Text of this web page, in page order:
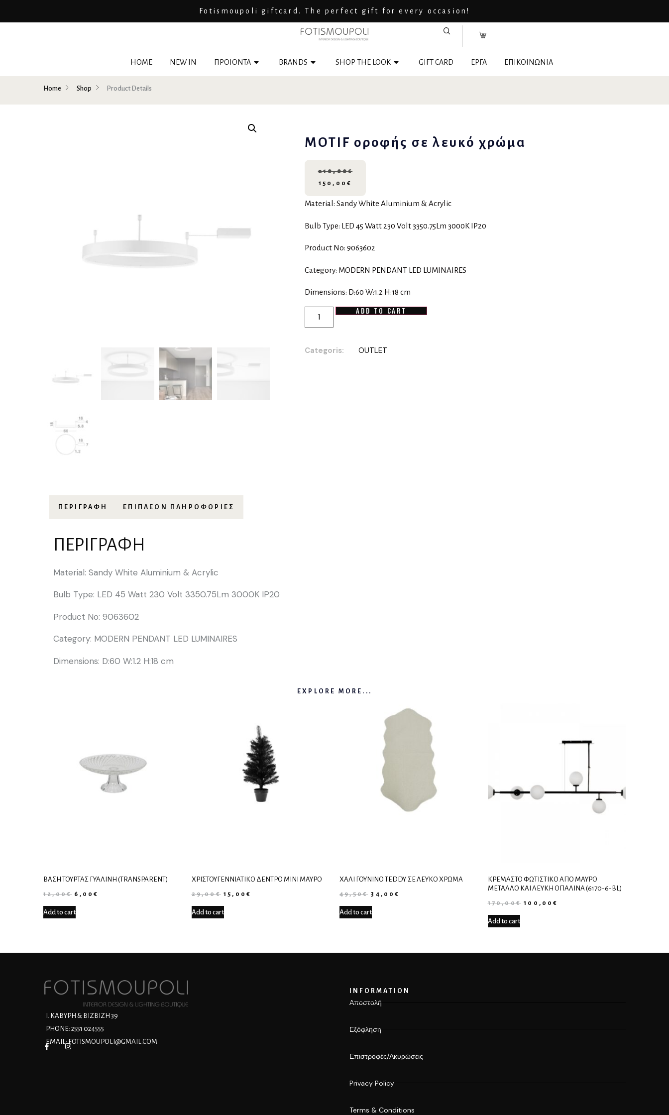
Fotismoupoli giftcard. The perfect gift for every occasion!
HOME NEW IN ΠΡΟΪΟΝΤΑ BRANDS SHOP THE LOOK GIFT CARD ΕΡΓΑ ΕΠΙΚΟΙΝΩΝΙΑ
Home Shop Product Details
MOTIF οροφής σε λευκό χρώμα
210,00€
150,00 €
Material: Sandy White Aluminium & Acrylic
Bulb Type: LED 45 Watt 230 Volt 3350.75Lm 3000K IP20
Product No: 9063602
Category: MODERN PENDANT LED LUMINAIRES
Dimensions: D:60 W:1.2 H:18 cm
ADD TO CART
Categoris: OUTLET
ΠΕΡΙΓΡΑΦΉ ΕΠΙΠΛΈΟΝ ΠΛΗΡΟΦΟΡΊΕΣ
ΠΕΡΙΓΡΑΦΉ
Material: Sandy White Aluminium & Acrylic
Bulb Type: LED 45 Watt 230 Volt 3350.75Lm 3000K IP20
Product No: 9063602
Category: MODERN PENDANT LED LUMINAIRES
Dimensions: D:60 W:1.2 H:18 cm
EXPLORE MORE...
ΒΆΣΗ ΤΟΎΡΤΑΣ ΓΥΆΛΙΝΗ (TRANSPARENT)
12,00€ 6,00€
Add to cart
ΧΡΙΣΤΟΥΓΕΝΝΙΆΤΙΚΟ ΔΈΝΤΡΟ ΜΊΝΙ ΜΑΎΡΟ
29,00€ 15,00 €
Add to cart
ΧΑΛΊ ΓΟΎΝΙΝΟ TEDDY ΣΕ ΛΕΥΚΌ ΧΡΏΜΑ
49,50€ 34,00€
Add to cart
ΚΡΕΜΑΣΤΌ ΦΩΤΙΣΤΙΚΌ ΑΠΌ ΜΑΎΡΟ
ΜΈΤΑΛΛΟ ΚΑΙ ΛΕΥΚΉ ΟΠΑΛΊΝΑ (6170-6-BL)
170,00€ 100,00€
Add to cart
Ι. ΚΑΒΥΡΗ & ΒΙΖΒΙΖΗ 39
PHONE: 2551 024555
EMAIL:FOTISMOUPOLI@GMAIL.COM
INFORMATION
Αποστολή
Εξόφληση
Επιστροφές/Ακυρώσεις
Privacy Policy
Terms & Conditions